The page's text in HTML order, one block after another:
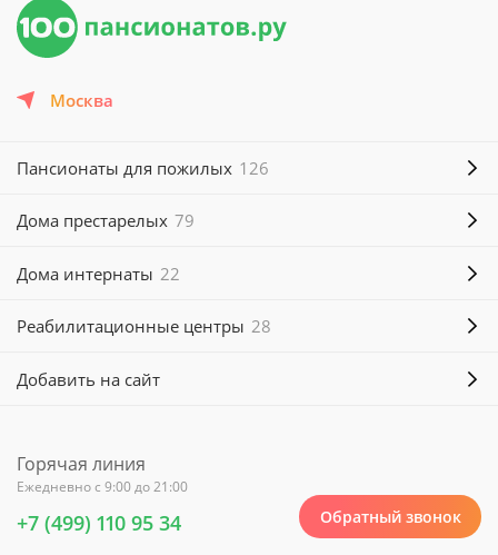
Москва
Добавить на сайт
Пансионаты для пожилых 126
Дома престарелых 79
Дома интернаты 22
Реабилитационные центры 28
Горячая линия
Ежедневно с 9:00 до 21:00
+7 (499) 110 95 34 Обратный звонок